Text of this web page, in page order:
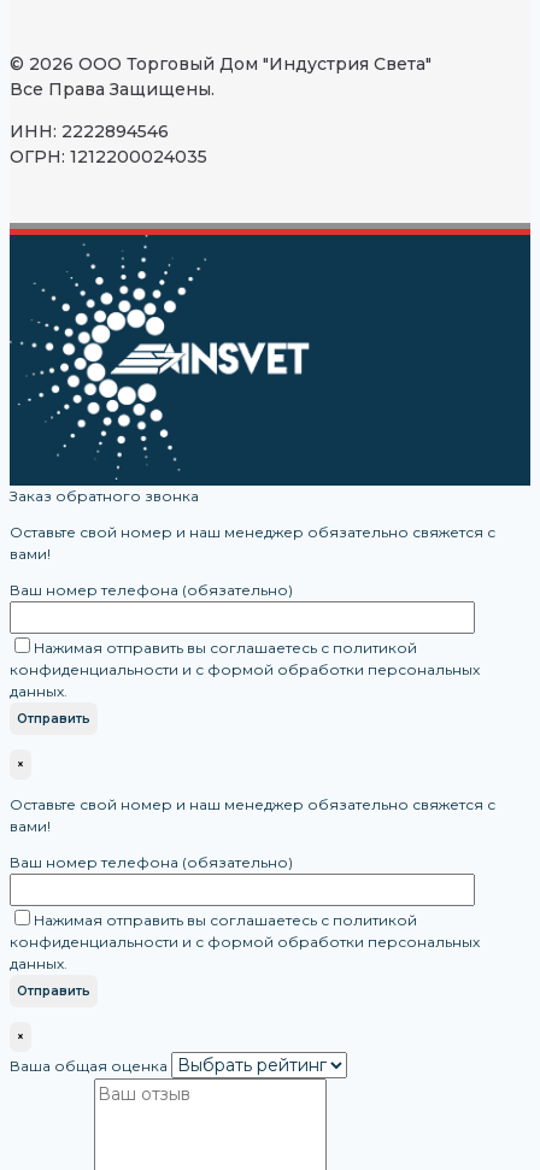
© 2026 ООО Торговый Дом "Индустрия Света"
Все Права Защищены.
ИНН: 2222894546
ОГРН: 1212200024035
Заказ обратного звонка
Оставьте свой номер и наш менеджер обязательно свяжется с
вами!
Ваш номер телефона (обязательно)
Нажимая отправить вы соглашаетесь с политикой
конфиденциальности и с формой обработки персональных
данных.
×
Оставьте свой номер и наш менеджер обязательно свяжется с
вами!
Ваш номер телефона (обязательно)
Нажимая отправить вы соглашаетесь с политикой
конфиденциальности и с формой обработки персональных
данных.
×
Ваша общая оценка